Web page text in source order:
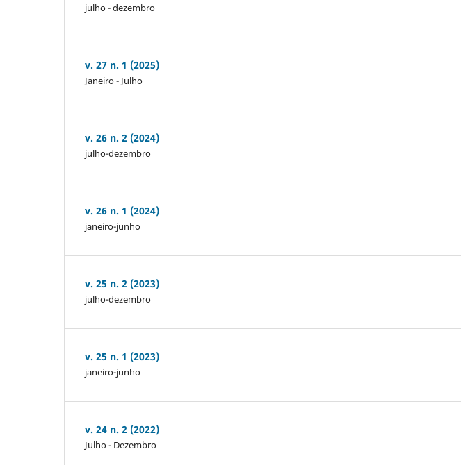
julho - dezembro
v. 27 n. 1 (2025)
Janeiro - Julho
v. 26 n. 2 (2024)
julho-dezembro
v. 26 n. 1 (2024)
janeiro-junho
v. 25 n. 2 (2023)
julho-dezembro
v. 25 n. 1 (2023)
janeiro-junho
v. 24 n. 2 (2022)
Julho - Dezembro